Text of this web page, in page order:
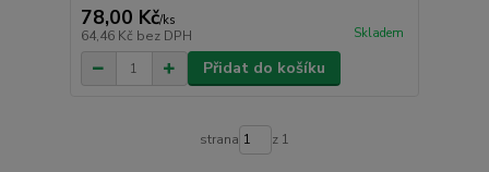
78,00 Kč/ks
64,46 Kč bez DPH Skladem
Přidat do košíku
strana z 1